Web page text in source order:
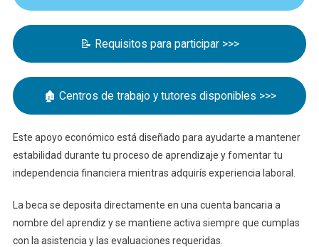
Futuro
📝 Requisitos para participar >>>
🏚 Centros de trabajo y tutores disponibles >>>
Este apoyo económico está diseñado para ayudarte a mantener
estabilidad durante tu proceso de aprendizaje y fomentar tu
independencia financiera mientras adquirís experiencia laboral.
La beca se deposita directamente en una cuenta bancaria a
nombre del aprendiz y se mantiene activa siempre que cumplas
con la asistencia y las evaluaciones requeridas.